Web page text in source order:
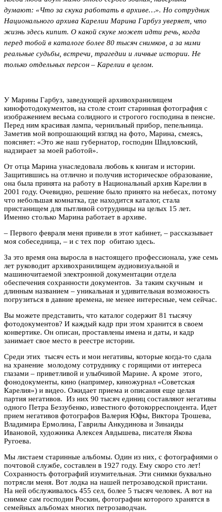
думают: «Что за скука работать в архиве…». Но сотрудник
Национального архива Карелии Марина Гарбуз уверяет, что
жизнь здесь кипит. О какой скуке может идти речь, когда
перед тобой в каталоге более 80 тысяч снимков, а за ними
реальные судьбы, встречи, трагедии и личные истории. Не
только отдельных персон – Карелии в целом.
У Марины Гарбуз, заведующей архивохранилищем
кинофотодокументов, на столе стоит старинная фотография с
изображением весьма солидного и строгого господина в пенсне.
Перед ним красивая лампа, чернильный прибор, пепельница.
Заметив мой вопрошающий взгляд на фото, Марина, смеясь,
поясняет: «Это же наш губернатор, господин Шидловский,
надзирает за моей работой».
От отца Марина унаследовала любовь к книгам и истории.
Защитившись на отлично и получив историческое образование,
она была принята на работу в Национальный архив Карелии в
2001 году. Очевидно, решение было принято на небесах, потому
что небольшая комнатка, где находится каталог, стала
пристанищем для пытливой сотрудницы на целых 15 лет.
Именно столько Марина работает в архиве.
– Первого февраля меня привели в этот кабинет, – рассказывает
моя собеседница, – и с тех пор обитаю здесь.
За это время она выросла в настоящего профессионала, уже семь
лет руководит архивохранилищем аудиовизуальной и
машиночитаемой электронной документации отдела
обеспечения сохранности документов. За таким скучным и
длинным названием – уникальная и удивительная возможность
погрузиться в давние времена, не менее интересные, чем сейчас.
Вы можете представить, что каталог содержит 81 тысячу
фотодокументов? И каждый кадр при этом хранится в своем
конвертике. Он описан, проставлены имена и даты, и кадр
занимает свое место в реестре истории.
Среди этих тысяч есть и мои негативы, которые когда-то сдала
на хранение молодому сотруднику с горящими от интереса
глазами – приветливой и улыбчивой Марине. А кроме этого,
фонодокументы, кино (например, киножурнал «Советская
Карелия») и видео. Ожидает приема и описания еще целая
партия негативов. Из них 90 тысяч единиц составляют негативы
одного Петра Беззубенко, известного фотокорреспондента. Идет
прием негативов фотографов Валерия Юфы, Виктора Трошева,
Владимира Ермолина, Гаврилы Анкудинова и Зинаиды
Ивановой, художника Алексея Авдышева, писателя Якова
Ругоева.
Мы листаем старинные альбомы. Один из них, с фотографиями о
почтовой службе, составлен в 1927 году. Ему скоро сто лет!
Сохранность фотографий изумительная. Эти снимки буквально
потрясли меня. Вот лодка на нашей петрозаводской пристани.
На ней обслуживалось 455 сел, более 5 тысяч человек. А вот на
снимке сам господин Роскин, фотографии которого хранятся в
семейных альбомах многих петрозаводчан.